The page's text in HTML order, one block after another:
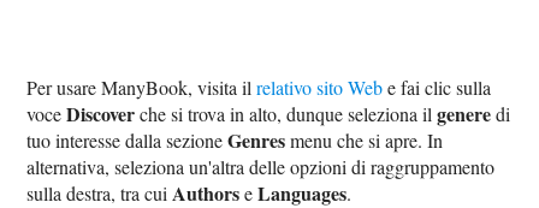
Per usare ManyBook, visita ilrelativo sito Webe fai clic sulla
voceDiscoverche si trova in alto, dunque seleziona ilgeneredi
tuo interesse dalla sezioneGenresmenu che si apre. In
alternativa, seleziona un'altra delle opzioni di raggruppamento
sulla destra, tra cui AuthorseLanguages.